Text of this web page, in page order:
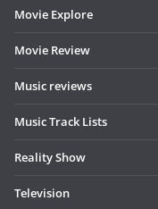
Movie Explore
Movie Review
Music reviews
Music Track Lists
Reality Show
Television